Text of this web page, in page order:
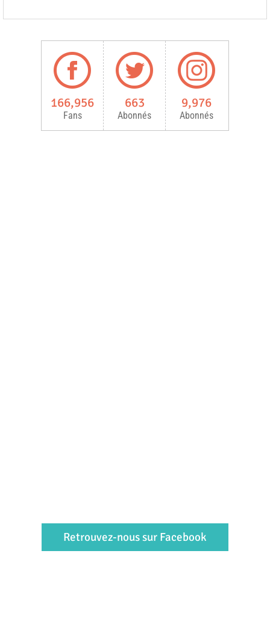
166,956
Fans
663
Abonnés
9,976
Abonnés
Retrouvez-nous sur Facebook